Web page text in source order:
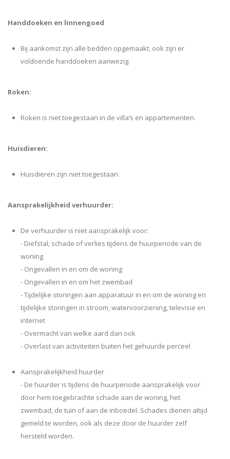
Handdoeken en linnengoed
Bij aankomst zijn alle bedden opgemaakt, ook zijn er
voldoende handdoeken aanwezig.
Roken:
Roken is niet toegestaan in de villa’s en appartementen.
Huisdieren:
Huisdieren zijn niet toegestaan.
Aansprakelijkheid verhuurder:
De verhuurder is niet aansprakelijk voor:
- Diefstal, schade of verlies tijdens de huurperiode van de
woning
- Ongevallen in en om de woning
- Ongevallen in en om het zwembad
- Tijdelijke storingen aan apparatuur in en om de woning en
tijdelijke storingen in stroom, watervoorziening, televisie en
internet
- Overmacht van welke aard dan ook
- Overlast van activiteiten buiten het gehuurde perceel
Aansprakelijkheid huurder
- De huurder is tijdens de huurperiode aansprakelijk voor
door hem toegebrachte schade aan de woning, het
zwembad, de tuin of aan de inboedel. Schades dienen altijd
gemeld te worden, ook als deze door de huurder zelf
hersteld worden.